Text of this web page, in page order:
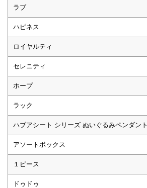
ラブ
ハピネス
ロイヤルティ
セレニティ
ホープ
ラック
ハブアシート シリーズ ぬいぐるみペンダント
アソートボックス
１ピース
ドゥドゥ